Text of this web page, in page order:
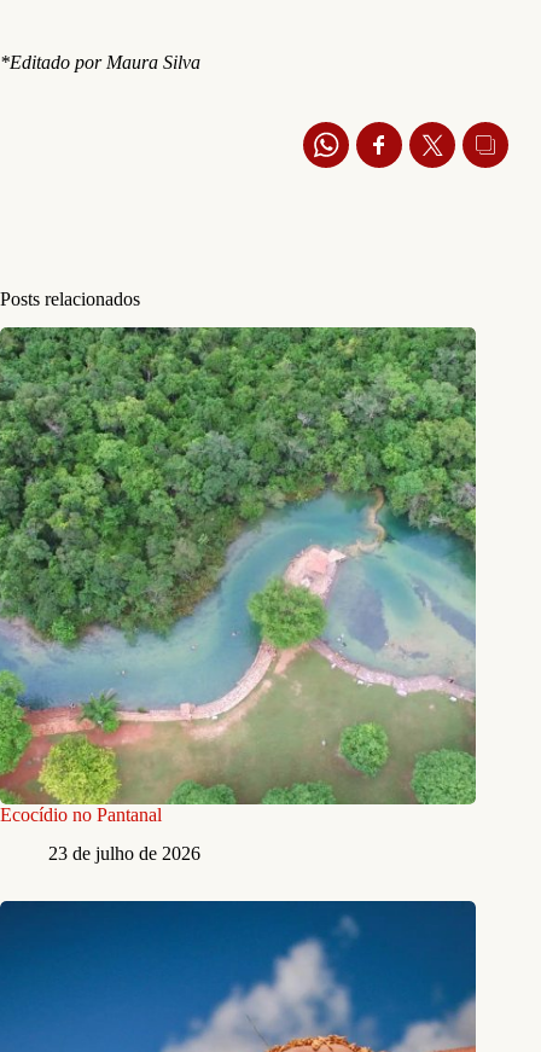
*Editado por Maura Silva
Posts relacionados
Ecocídio no Pantanal
23 de julho de 2026